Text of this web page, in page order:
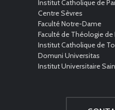
Institut Catholique de
Centre Sèvres
Faculté Notre-Dame
Faculté de Théologie de
Institut Catholique de
Domuni Universitas
Institut Universitaire